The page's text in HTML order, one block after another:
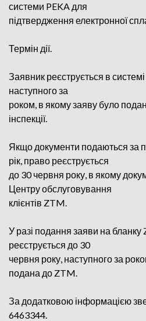
системи PEKA для
підтвердження електронної
Термін дії.
Заявник реєструється в
наступного за
роком, в якому заяву було
інспекції.
Якщо документи подаються за
рік, право реєструється
до 30 червня року, в якому
Центру обслуговування
клієнтів ZTM.
У разі подання заяви на бланку
реєструється до 30
червня року, наступного за
подана до ZTM.
За додатковою інформацією
6463344.